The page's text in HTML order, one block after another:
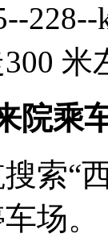
--228--
米
院乘
索“
场。